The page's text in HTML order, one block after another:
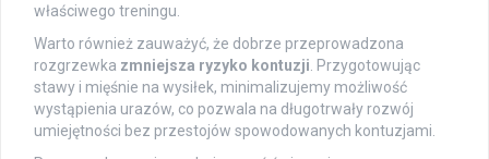
właściwego treningu.
Warto również zauważyć, że dobrze przeprowadzona
rozgrzewka zmniejsza ryzyko kontuzji. Przygotowując
stawy i mięśnie na wysiłek, minimalizujemy możliwość
wystąpienia urazów, co pozwala na długotrwały rozwój
umiejętności bez przestojów spowodowanych kontuzjami.